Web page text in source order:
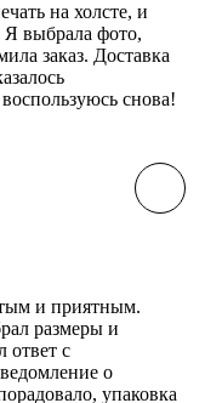
на холсте, и
выбрала фото,
заказ. Доставка
снова!
и приятным.
размеры и
ответ с
о
упаковка